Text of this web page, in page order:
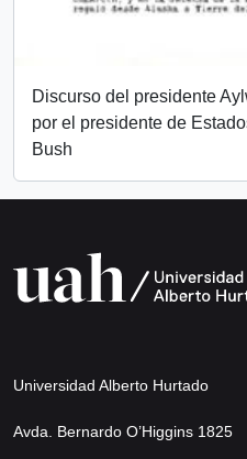
Discurso del presidente
por el presidente de
Bush
Universidad Alberto Hurtado
Avda. Bernardo O’Higgins 1825